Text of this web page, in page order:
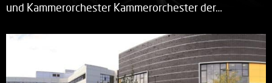
und Kammerorchester Kammerorchester der…